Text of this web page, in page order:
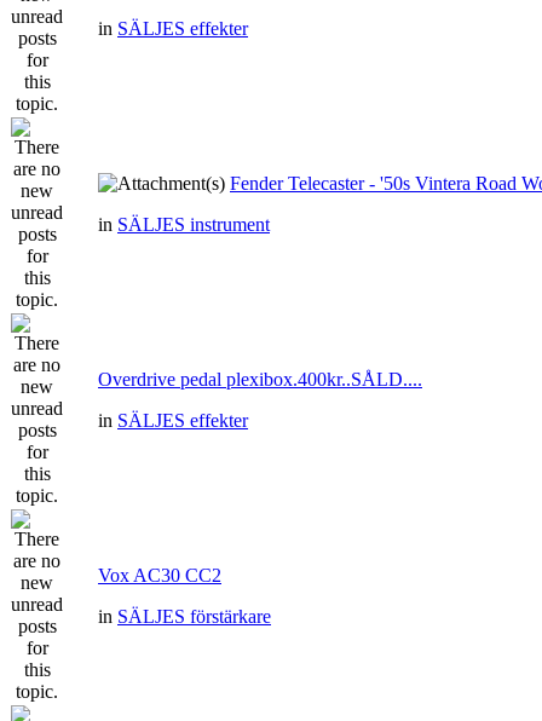
in SÄLJES effekter
Fender Telecaster - '50s Vintera Road
in SÄLJES instrument
Overdrive pedal plexibox.400kr..SÅLD....
in SÄLJES effekter
Vox AC30 CC2
in SÄLJES förstärkare